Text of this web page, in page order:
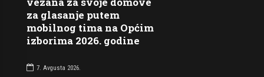
za glasanje putem
mobilnog tima na Općim
izborima 2026. godine
7. Avgusta 2026.